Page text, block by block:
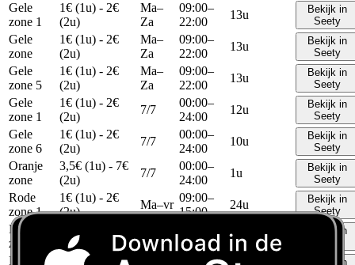
Gele
zone 1
1€ (1u) - 2€
(2u)
Ma–
Za
09:00–
22:00
13u
Bekijk in
Seety
Gele
zone
1€ (1u) - 2€
(2u)
Ma–
Za
09:00–
22:00
13u
Bekijk in
Seety
Gele
zone 5
1€ (1u) - 2€
(2u)
Ma–
Za
09:00–
22:00
13u
Bekijk in
Seety
Gele
zone 1
1€ (1u) - 2€
(2u)
7/7
00:00–
24:00
12u
Bekijk in
Seety
Gele
zone 6
1€ (1u) - 2€
(2u)
7/7
00:00–
24:00
10u
Bekijk in
Seety
Oranje
zone
3,5€ (1u) - 7€
(2u)
7/7
00:00–
24:00
1u
Bekijk in
Seety
Rode
zone 1
1€ (1u) - 2€
(2u)
Ma–vr
09:00–
15:00
24u
Bekijk in
Seety
Rode
zone 2
0,4€ (2u)
Ma–vr
15:00
24u
Bekijk in
Rode 25€ (1u) - 50€ 00:00– Bekijk in